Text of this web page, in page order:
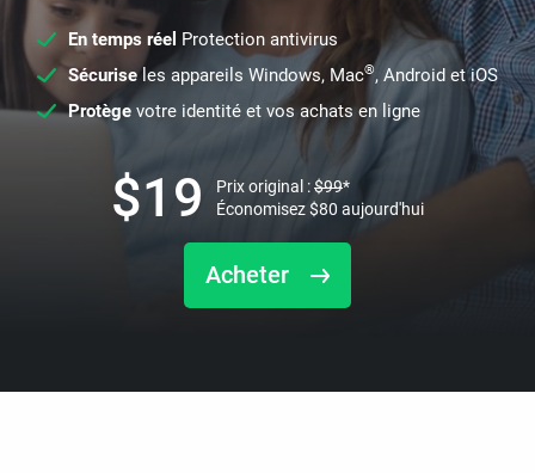
En temps réel Protection antivirus
Sécuriseles appareils Windows, Mac®, Android et iOS
Protège votre identité et vos achats en ligne
Acheter
$19 Prix original :$99*
Économisez$80 aujourd'hui